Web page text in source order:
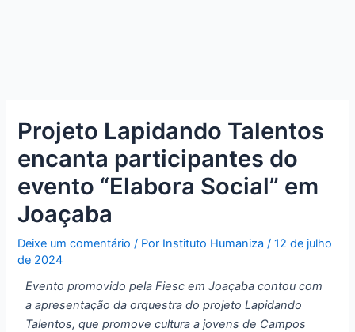
Projeto Lapidando Talentos
encanta participantes do
evento “Elabora Social” em
Joaçaba
Deixe um comentário / Por Instituto Humaniza /12 de julho
de 2024
Evento promovido pela Fiesc em Joaçaba contou com
a apresentação da orquestra do projeto Lapidando
Talentos, que promove cultura a jovens de Campos